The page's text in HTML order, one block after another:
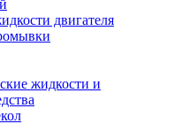
двигателя
жидкости и